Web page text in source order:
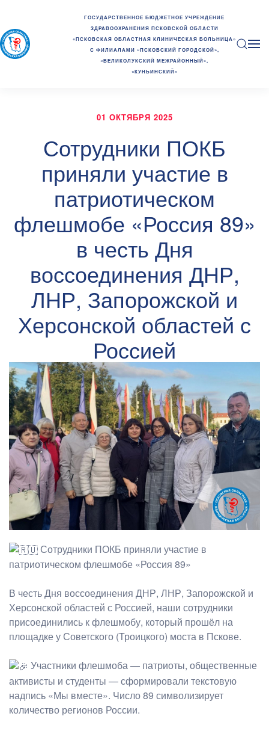
ГОСУДАРСТВЕННОЕ БЮДЖЕТНОЕ УЧРЕЖДЕНИЕ
ЗДРАВООХРАНЕНИЯ ПСКОВСКОЙ ОБЛАСТИ
«ПСКОВСКАЯ ОБЛАСТНАЯ КЛИНИЧЕСКАЯ БОЛЬНИЦА»
С ФИЛИАЛАМИ «ПСКОВСКИЙ ГОРОДСКОЙ»,
«ВЕЛИКОЛУКСКИЙ МЕЖРАЙОННЫЙ»,
«КУНЬИНСКИЙ»
01 ОКТЯБРЯ 2025
Сотрудники ПОКБ
приняли участие в
патриотическом
флешмобе «Россия 89»
в честь Дня
воссоединения ДНР,
ЛНР, Запорожской и
Херсонской областей с
Россией
Сотрудники ПОКБ приняли участие в
патриотическом флешмобе «Россия 89»
В честь Дня воссоединения ДНР, ЛНР, Запорожской и
Херсонской областей с Россией, наши сотрудники
присоединились к флешмобу, который прошёл на
площадке у Советского (Троицкого) моста в Пскове.
Участники флешмоба — патриоты, общественные
активисты и студенты — сформировали текстовую
надпись «Мы вместе». Число 89 символизирует
количество регионов России.